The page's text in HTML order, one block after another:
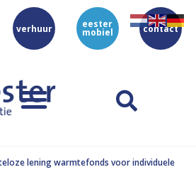
verhuur eester
mobiel contact
lening warmtefonds voor individuele